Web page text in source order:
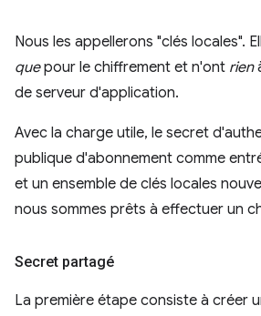
Nous les appellerons "clés locales".
quepour le chiffrement et n'ont rien
de serveur d'application.
Avec la charge utile, le secret
publique d'abonnement comme
et un ensemble de clés locales
nous sommes prêts à effectuer un
Secret partagé
La première étape consiste à créer